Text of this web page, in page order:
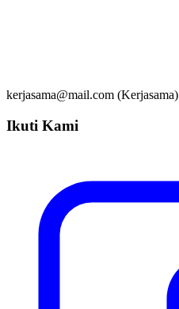
kerjasama@mail.com (Kerjasama)
Ikuti Kami